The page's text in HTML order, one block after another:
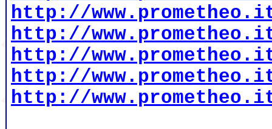
http://
http://
http://
http://
http://